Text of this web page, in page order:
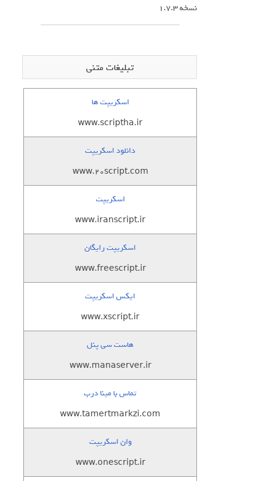
نسخه 1.7.3
تبلیغات متنی
اسکریپت ها
www.scriptha.ir
دانلود اسکریپت
www.20script.com
اسکریپت
www.iranscript.ir
اسکریپت رایگان
www.freescript.ir
ایکس اسکریپت
www.xscript.ir
هاست سی پنل
www.manaserver.ir
تماس با مینا درب
www.tamertmarkzi.com
وان اسکریپت
www.onescript.ir